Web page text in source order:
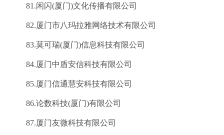
81.闲闪(厦门)文化传播有限公司
82.厦门市八玛拉雅网络技术有限公司
83.莫可瑞(厦门)信息科技有限公司
84.厦门中盾安信科技有限公司
85.厦门信通慧安科技有限公司
86.论数科技(厦门)有限公司
87.厦门友微科技有限公司